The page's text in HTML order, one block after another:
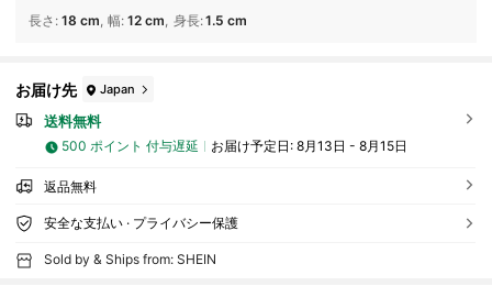
長さ : 18 cm 幅: 12 cm 身長:1.5 cm
お届け先 Japan
送料無料
500 ポイント 付与遅延 お届け予定日: 8月13日 - 8月15日
返品無料
安全な支払い · プライバシー保護
Sold by & Ships from: SHEIN